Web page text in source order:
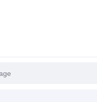
FTTX del